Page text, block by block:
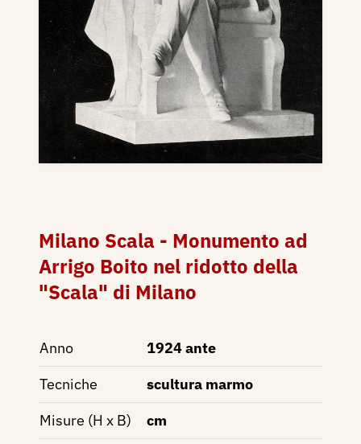
Milano Scala - Monumento ad
Arrigo Boito nel ridotto della
"Scala" di Milano
Anno
1924 ante
Tecniche
scultura marmo
Misure (H x B)
cm